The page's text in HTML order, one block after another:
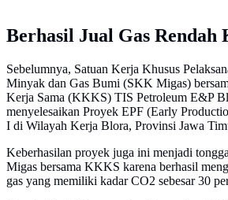
Berhasil Jual Gas Rendah
Sebelumnya, Satuan Kerja Khusus
Minyak dan Gas Bumi (SKK Migas)
Kerja Sama (KKKS) TIS Petroleum E&P
menyelesaikan Proyek EPF (Early
I di Wilayah Kerja Blora, Provinsi Jawa
Keberhasilan proyek juga ini menjadi
Migas bersama KKKS karena berhasil
gas yang memiliki kadar CO2 sebesar 30